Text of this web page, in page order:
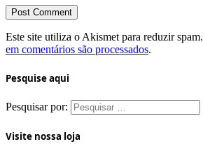
Este site utiliza o Akismet para reduzir spam.
em comentários são processados.
Pesquise aqui
Pesquisar por:
Visite nossa loja